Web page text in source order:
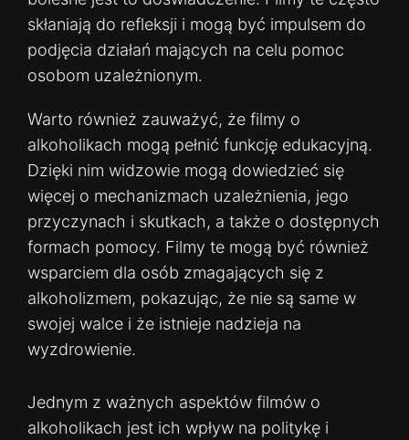
skłaniają do refleksji i mogą być impulsem do
podjęcia działań mających na celu pomoc
osobom uzależnionym.
Warto również zauważyć, że filmy o
alkoholikach mogą pełnić funkcję edukacyjną.
Dzięki nim widzowie mogą dowiedzieć się
więcej o mechanizmach uzależnienia, jego
przyczynach i skutkach, a także o dostępnych
formach pomocy. Filmy te mogą być również
wsparciem dla osób zmagających się z
alkoholizmem, pokazując, że nie są same w
swojej walce i że istnieje nadzieja na
wyzdrowienie.
Jednym z ważnych aspektów filmów o
alkoholikach jest ich wpływ na politykę i